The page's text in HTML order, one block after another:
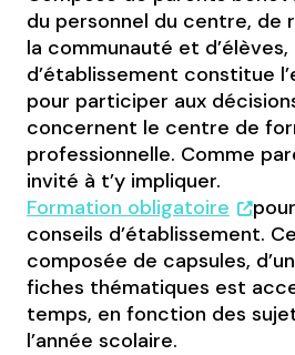
du personnel du centre, de
la communauté et
d’établissement constitue
pour participer aux
concernent le centre de
professionnelle. Comme
invité à t’y impliquer.
Formation obligatoire
conseils d’établissement.
composée de capsules,
fiches thématiques est
temps, en fonction des
l’année scolaire.